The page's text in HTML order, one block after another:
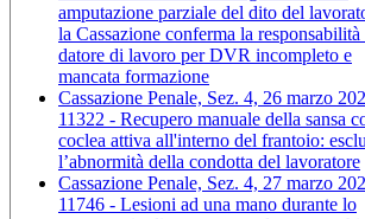
amputazione parziale del dito del
la Cassazione conferma la responsabilità
datore di lavoro per DVR incompleto e
mancata formazione
Cassazione Penale, Sez. 4, 26 marzo
11322 - Recupero manuale della sansa
coclea attiva all'interno del frantoio:
l’abnormità della condotta del lavoratore
Cassazione Penale, Sez. 4, 27 marzo
11746 - Lesioni ad una mano durante lo